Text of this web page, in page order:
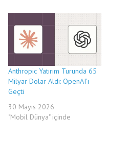
Anthropic Yatırım Turunda 65
Milyar Dolar Aldı: OpenAI’ı
Geçti
30 Mayıs 2026
"Mobil Dünya" içinde